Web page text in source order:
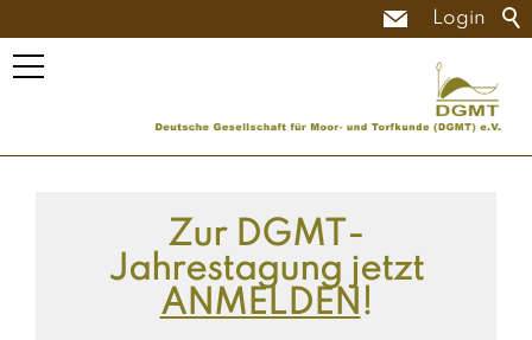
Login
Zur DGMT-
Jahrestagung jetzt
ANMELDEN !